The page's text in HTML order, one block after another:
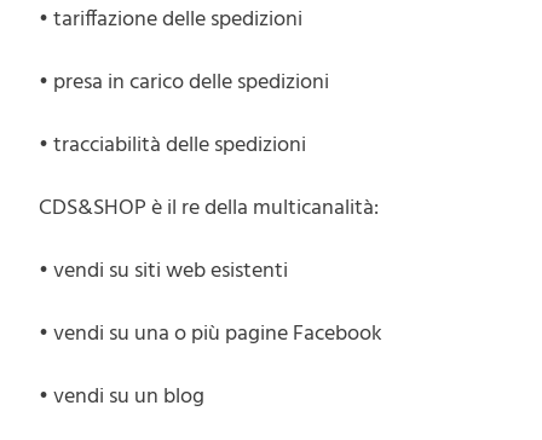
• tariffazione delle spedizioni
• presa in carico delle spedizioni
• tracciabilità delle spedizioni
CDS&SHOP è il re della multicanalità:
• vendi su siti web esistenti
• vendi su una o più pagine Facebook
• vendi su un blog